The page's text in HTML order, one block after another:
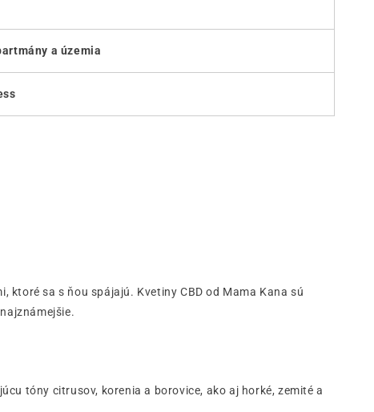
a územia
ktoré sa s ňou spájajú. Kvetiny CBD od Mama Kana sú
tóny citrusov, korenia a borovice, ako aj horké, zemité a